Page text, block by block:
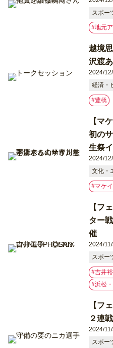
スポー
#地元
越境
沢渡
2024/
経済・
#豊橋
【マ
初の
生祭
2024/
文化・
#マケ
【フ
ター
催
2024/
スポー
#吉井
#浜松
【フ
２連
2024/
スポー